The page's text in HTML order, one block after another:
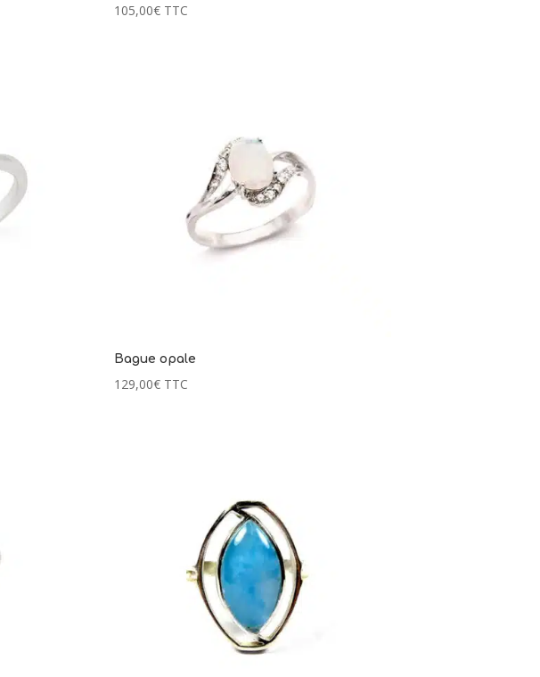
105,00€ TTC
Bague opale
129,00€ TTC